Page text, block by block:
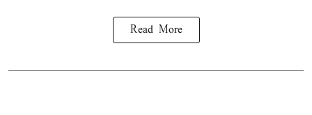
Read More